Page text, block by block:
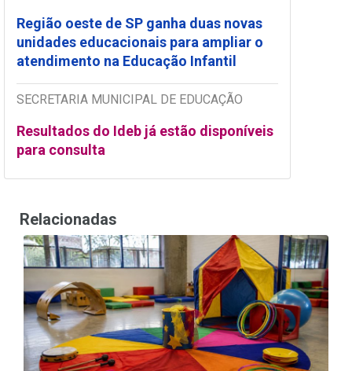
Região oeste de SP ganha duas novas
unidades educacionais para ampliar o
atendimento na Educação Infantil
SECRETARIA MUNICIPAL DE EDUCAÇÃO
Resultados do Ideb já estão disponíveis
para consulta
Relacionadas